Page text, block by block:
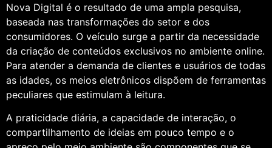
Nova Digital é o resultado de uma ampla pesquisa,
baseada nas transformações do setor e dos
consumidores. O veículo surge a partir da necessidade
da criação de conteúdos exclusivos no ambiente online.
Para atender a demanda de clientes e usuários de todas
as idades, os meios eletrônicos dispõem de ferramentas
peculiares que estimulam à leitura.
A praticidade diária, a capacidade de interação, o
compartilhamento de ideias em pouco tempo e o